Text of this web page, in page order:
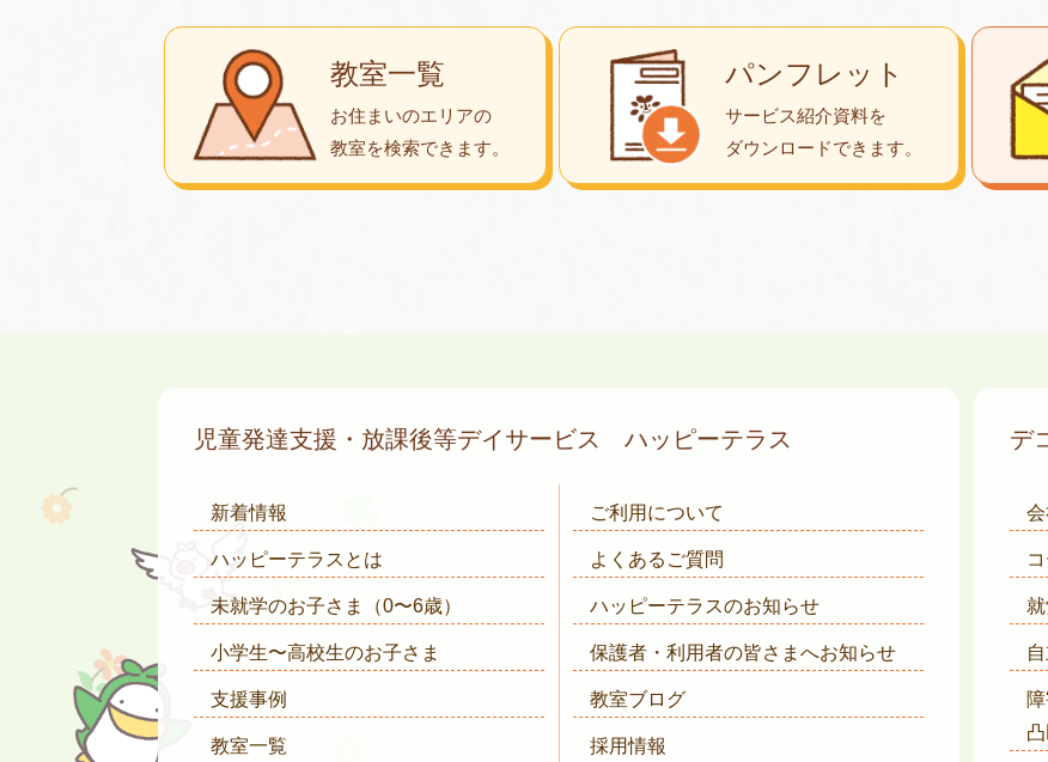
教室一覧
お住まいのエリアの
教室を検索できます。
パンフレット
サービス紹介資料を
ダウンロードできます。
児童発達支援・放課後等デイサービス ハッピーテラス
新着情報
ハッピーテラスとは
未就学のお子さま （0〜6歳）
小学生〜高校生のお子さま
支援事例
教室一覧
ご利用について
よくあるご質問
ハッピーテラスのお知らせ
保護者・利用者の皆さまへお知らせ
教室ブログ
採用情報
デ